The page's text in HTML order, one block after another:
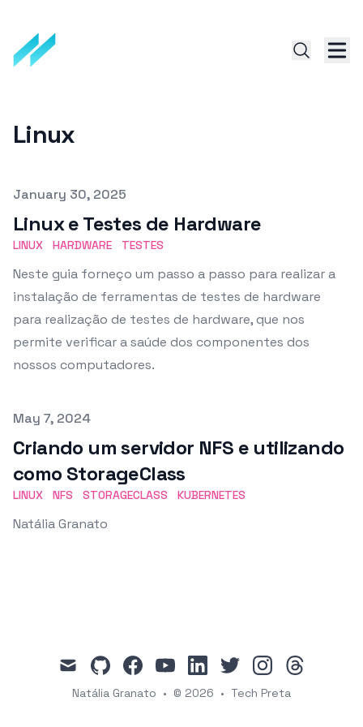
Linux
Published on
January 30, 2025
Linux e Testes de Hardware
LINUX HARDWARE TESTES
Neste guia forneço um passo a passo para realizar a
instalação de ferramentas de testes de hardware
para realização de testes de hardware, que nos
permite verificar a saúde dos componentes dos
nossos computadores.
Published on
May 7, 2024
Criando um servidor NFS e utilizando
como StorageClass
LINUX NFS STORAGECLASS KUBERNETES
Natália Granato
mail githubfacebookyoutubelinkedintwitterinstagramthreads
Natália Granato • © 2026 • Tech Preta